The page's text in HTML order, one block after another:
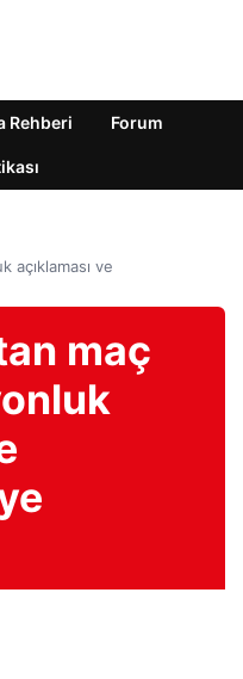
Rehberi Forum
açıklaması ve
maç